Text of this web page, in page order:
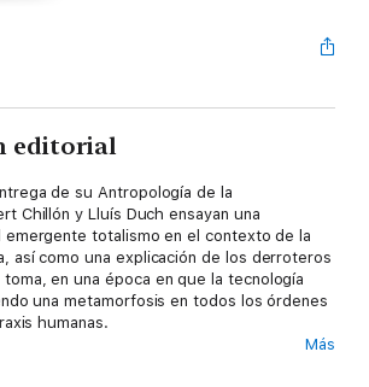
editorial
de su Antropología de la
Chillón y Lluís Duch ensayan una
emergente totalismo en el contexto de la
así como una explicación de los derroteros
en una época en que la tecnología
una metamorfosis en todos los órdenes
humanas.
Más